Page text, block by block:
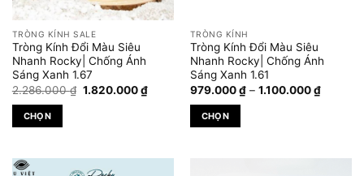
thể
được
chọn
trên
trang
sản
phẩm
chọn
trên
trang
sản
phẩm
TRÒNG KÍNH SALE
Tròng Kính Đổi Màu Siêu
Nhanh Rocky| Chống Ánh
Sáng Xanh 1.67
2.286.000₫ Giá
1.820.000₫Giá
hiện
1.820.000 ₫.
CHỌN
này
TRÒNG KÍNH
Tròng Kính Đổi Màu Siêu
Nhanh Rocky| Chống Ánh
Sáng Xanh 1.61
979.000₫ – 1.100.000₫Khoảng
giá:
CHỌN